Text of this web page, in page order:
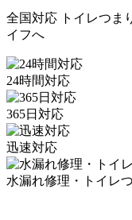
全国対応 トイレつま
イフへ
24時間対応
365日対応
迅速対応
水漏れ修理・トイレ